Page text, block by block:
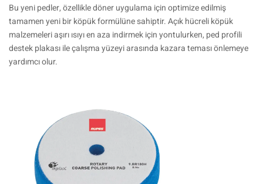
Bu yeni pedler, özellikle döner uygulama için optimize edilmiş
tamamen yeni bir köpük formülüne sahiptir. Açık hücreli köpük
malzemeleri aşırı ısıyı en aza indirmek için yontulurken, ped profili
destek plakası ile çalışma yüzeyi arasında kazara teması önlemeye
yardımcı olur.